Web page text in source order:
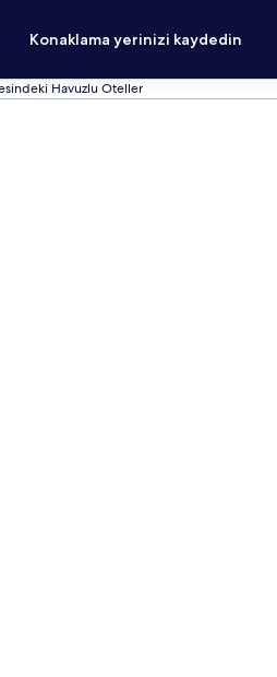
Konaklama yerinizi kaydedin
Havuzlu Oteller